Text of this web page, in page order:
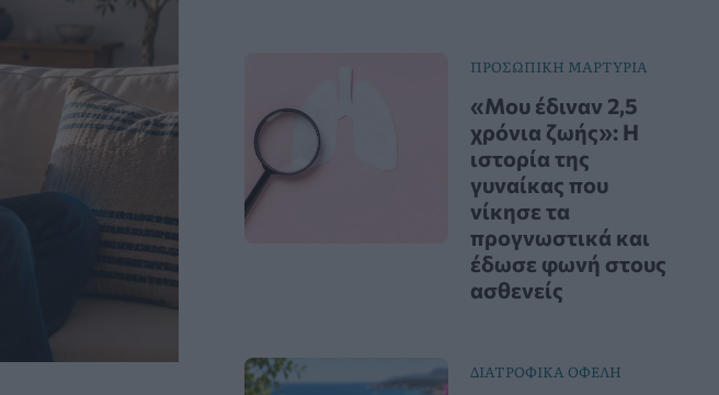
ΠΡΟΣΩΠΙΚΗ ΜΑΡΤΥΡΙΑ
«Μου έδιναν 2,5
χρόνια ζωής»: Η
ιστορία της
γυναίκας που
νίκησε τα
προγνωστικά και
έδωσε φωνή στους
ασθενείς
ΔΙΑΤΡΟΦΙΚΑ ΟΦΕΛΗ